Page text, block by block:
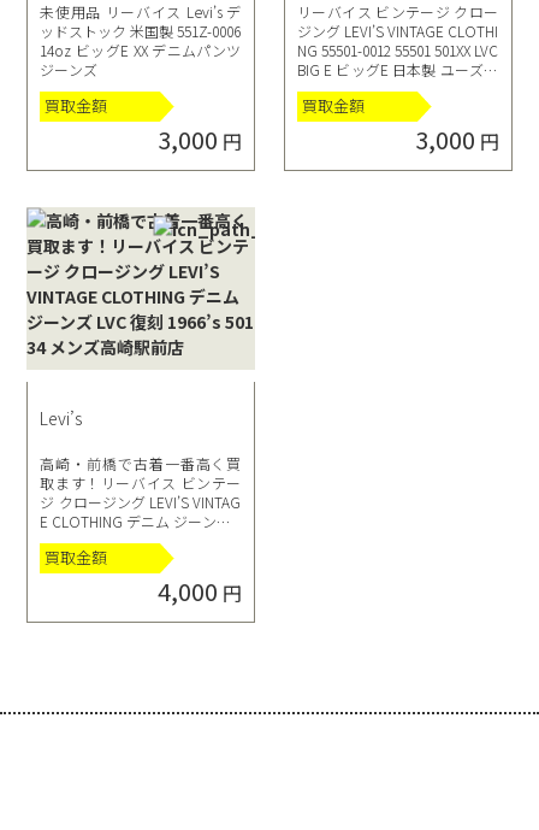
未使用品 リーバイス Levi’s デ
ッドストック 米国製 551Z-0006
14oz ビッグE XX デニムパンツ
ジーンズ
買取金額
3,000 円
リーバイス ビンテージ クロー
ジング LEVI’S VINTAGE CLOTHI
NG 55501-0012 55501 501XX LVC
BIG E ビッグE 日本製 ユーズド
加工 デニムパンツ ジーンズ W
31
買取金額
3,000 円
Levi’s
高崎・前橋で古着一番高く買
取ます！リーバイス ビンテー
ジ クロージング LEVI’S VINTAG
E CLOTHING デニム ジーンズ L
VC 復刻 1966’s 501 34 メンズ高
崎駅前店
買取金額
4,000 円